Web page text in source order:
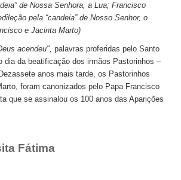
de Nossa Senhora, a Lua; Francisco
pela “candeia” de Nosso Senhor, o
e Jacinta Marto)
acendeu", palavras proferidas pelo Santo
dia da beatificação dos irmãos Pastorinhos –
anos mais tarde, os Pastorinhos
foram canonizados pelo Papa Francisco
que se assinalou os 100 anos das Aparições
Fátima